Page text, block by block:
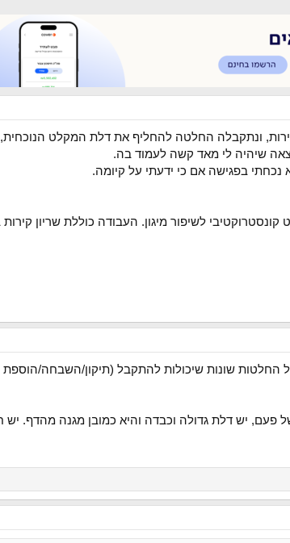
ונתקבלה החלטה להחליף את דלת המקלט
בפגישה אם כי ידעתי על קיומה.
לשיפור מיגון. העבודה כוללת שריון קירות
החלטות שונות שיכולות להתקבל (תיקון/השבחה/
יש דלת גדולה וכבדה והיא כמובן מגנה מהדף. יש